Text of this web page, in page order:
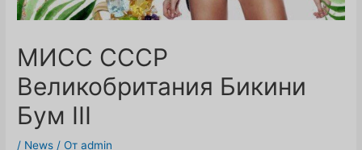
МИСС СССР
Великобритания Бикини
Бум III
/ News / От admin